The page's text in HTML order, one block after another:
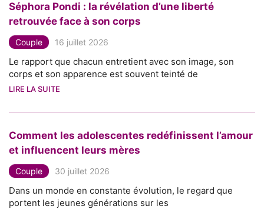
Séphora Pondi : la révélation d’une liberté
retrouvée face à son corps
Couple 16 juillet 2026
Le rapport que chacun entretient avec son image, son
corps et son apparence est souvent teinté de
LIRE LA SUITE
Comment les adolescentes redéfinissent l’amour
et influencent leurs mères
Couple 30 juillet 2026
Dans un monde en constante évolution, le regard que
portent les jeunes générations sur les